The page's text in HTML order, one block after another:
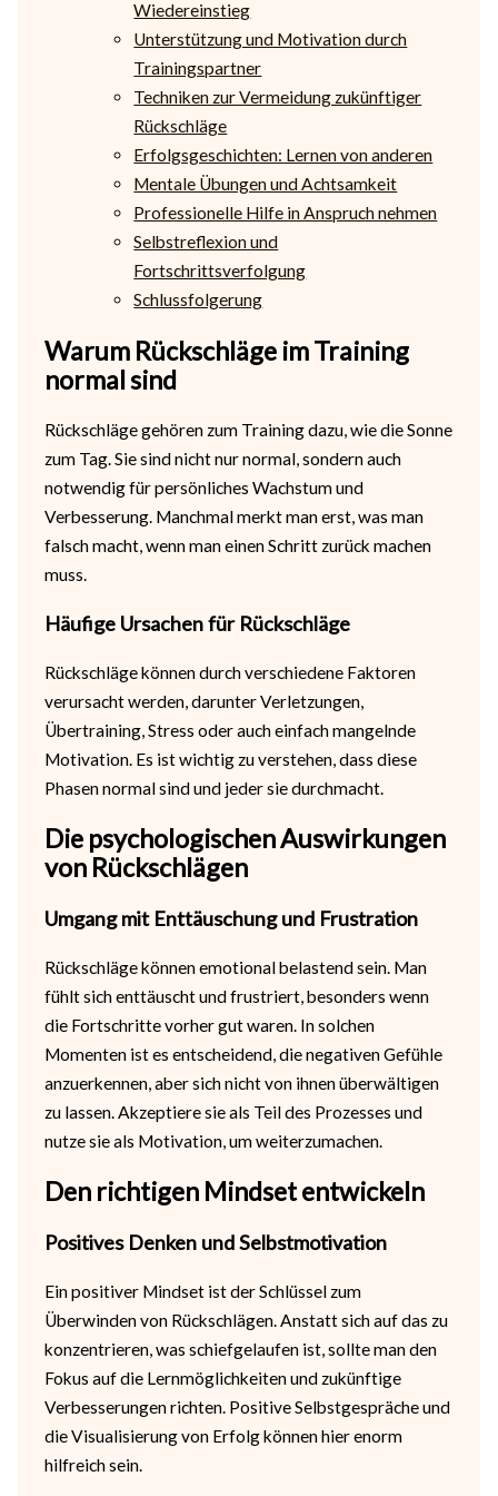
Wiedereinstieg
Unterstützung und Motivation durch
Trainingspartner
Techniken zur Vermeidung zukünftiger
Rückschläge
Erfolgsgeschichten: Lernen von anderen
Mentale Übungen und Achtsamkeit
Professionelle Hilfe in Anspruch nehmen
Selbstreflexion und
Fortschrittsverfolgung
Schlussfolgerung
Warum Rückschläge im Training
normal sind
Rückschläge gehören zum Training dazu, wie die Sonne
zum Tag. Sie sind nicht nur normal, sondern auch
notwendig für persönliches Wachstum und
Verbesserung. Manchmal merkt man erst, was man
falsch macht, wenn man einen Schritt zurück machen
muss.
Häufige Ursachen für Rückschläge
Rückschläge können durch verschiedene Faktoren
verursacht werden, darunter Verletzungen,
Übertraining, Stress oder auch einfach mangelnde
Motivation. Es ist wichtig zu verstehen, dass diese
Phasen normal sind und jeder sie durchmacht.
Die psychologischen Auswirkungen
von Rückschlägen
Umgang mit Enttäuschung und Frustration
Rückschläge können emotional belastend sein. Man
fühlt sich enttäuscht und frustriert, besonders wenn
die Fortschritte vorher gut waren. In solchen
Momenten ist es entscheidend, die negativen Gefühle
anzuerkennen, aber sich nicht von ihnen überwältigen
zu lassen. Akzeptiere sie als Teil des Prozesses und
nutze sie als Motivation, um weiterzumachen.
Den richtigen Mindset entwickeln
Positives Denken und Selbstmotivation
Ein positiver Mindset ist der Schlüssel zum
Überwinden von Rückschlägen. Anstatt sich auf das zu
konzentrieren, was schiefgelaufen ist, sollte man den
Fokus auf die Lernmöglichkeiten und zukünftige
Verbesserungen richten. Positive Selbstgespräche und
die Visualisierung von Erfolg können hier enorm
hilfreich sein.